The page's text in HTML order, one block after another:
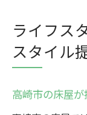
ライフス
スタイル
高崎市の床屋